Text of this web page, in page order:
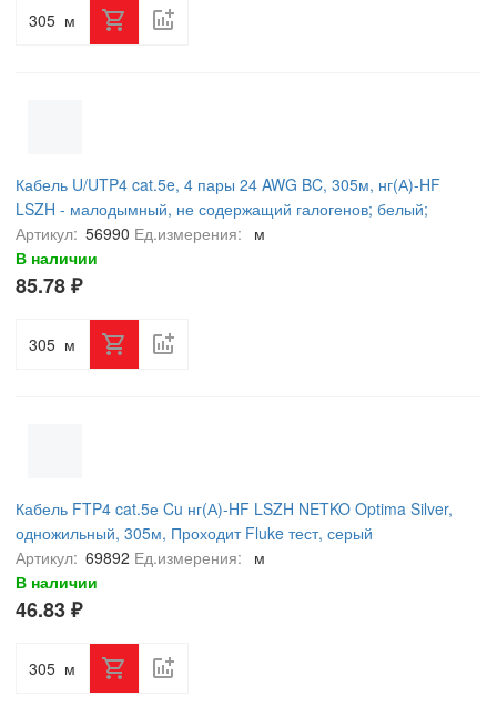
м
Кабель U/UTP4 cat.5e, 4 пары 24 AWG BC, 305м, нг(А)-HF
LSZH - малодымный, не содержащий галогенов; белый;
одножильный, FLUKE TEST, NETKO Expert СКС
Артикул: 56990 Ед.измерения:
м
В наличии
85.78 ₽
м
Кабель FTP4 cat.5е Cu нг(А)-HF LSZH NETKO Optima Silver,
одножильный, 305м, Проходит Fluke тест, серый
Артикул: 69892 Ед.измерения:
м
В наличии
46.83 ₽
м